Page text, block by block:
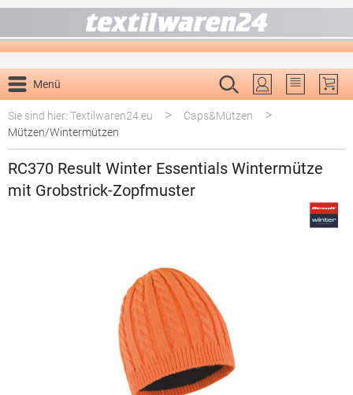
Menü
Du hast 0
Sie sind hier: Textilwaren24.eu
> Caps&Mützen >
Mützen/Wintermützen
RC370 Result Winter Essentials Wintermütze
mit Grobstrick-Zopfmuster